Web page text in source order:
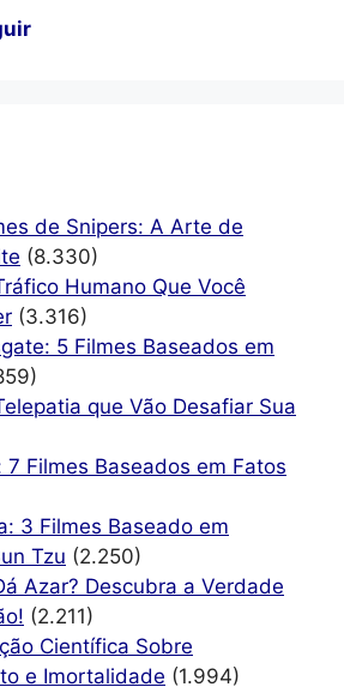
de Snipers: A Arte de
(8.330)
Humano Que Você
(3.316)
5 Filmes Baseados em
que Vão Desafiar Sua
Filmes Baseados em Fatos
3 Filmes Baseado em
Tzu (2.250)
Azar? Descubra a Verdade
(2.211)
Científica Sobre
e Imortalidade (1.994)